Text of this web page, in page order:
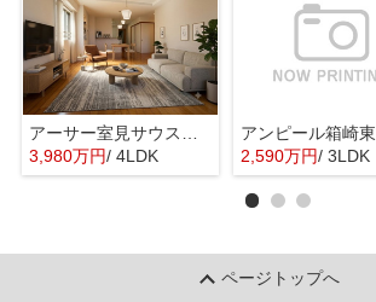
アーサー室見サウスステージ
3,980万円/ 4LDK
アンピール箱崎東
2,590万円/ 3LDK
ページトップへ